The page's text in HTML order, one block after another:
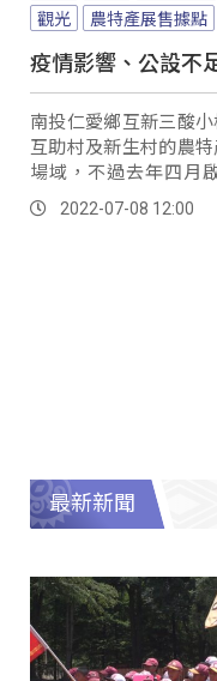
觀光
農特產展售據點
疫情影響、公設不
南投仁愛鄉互新三酸
互助村及新生村的農
場域，不過去年四月
外，小棧的公共設施不
2022-07-08 12:00
最新新聞